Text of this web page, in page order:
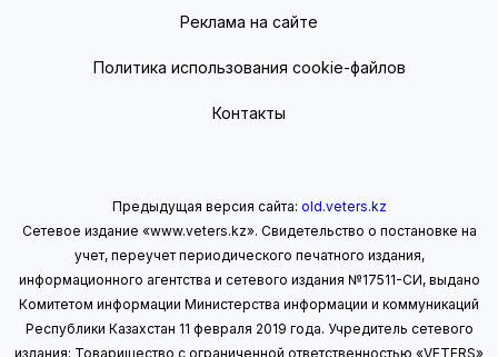
Реклама на сайте
Политика использования cookie-файлов
Контакты
Предыдущая версия сайта: old.veters.kz
Сетевое издание «www.veters.kz». Свидетельство о постановке на
учет, переучет периодического печатного издания,
информационного агентства и сетевого издания №17511-СИ, выдано
Комитетом информации Министерства информации и коммуникаций
Республики Казахстан 11 февраля 2019 года. Учредитель сетевого
издания: Товарищество с ограниченной ответственностью «VETERS»